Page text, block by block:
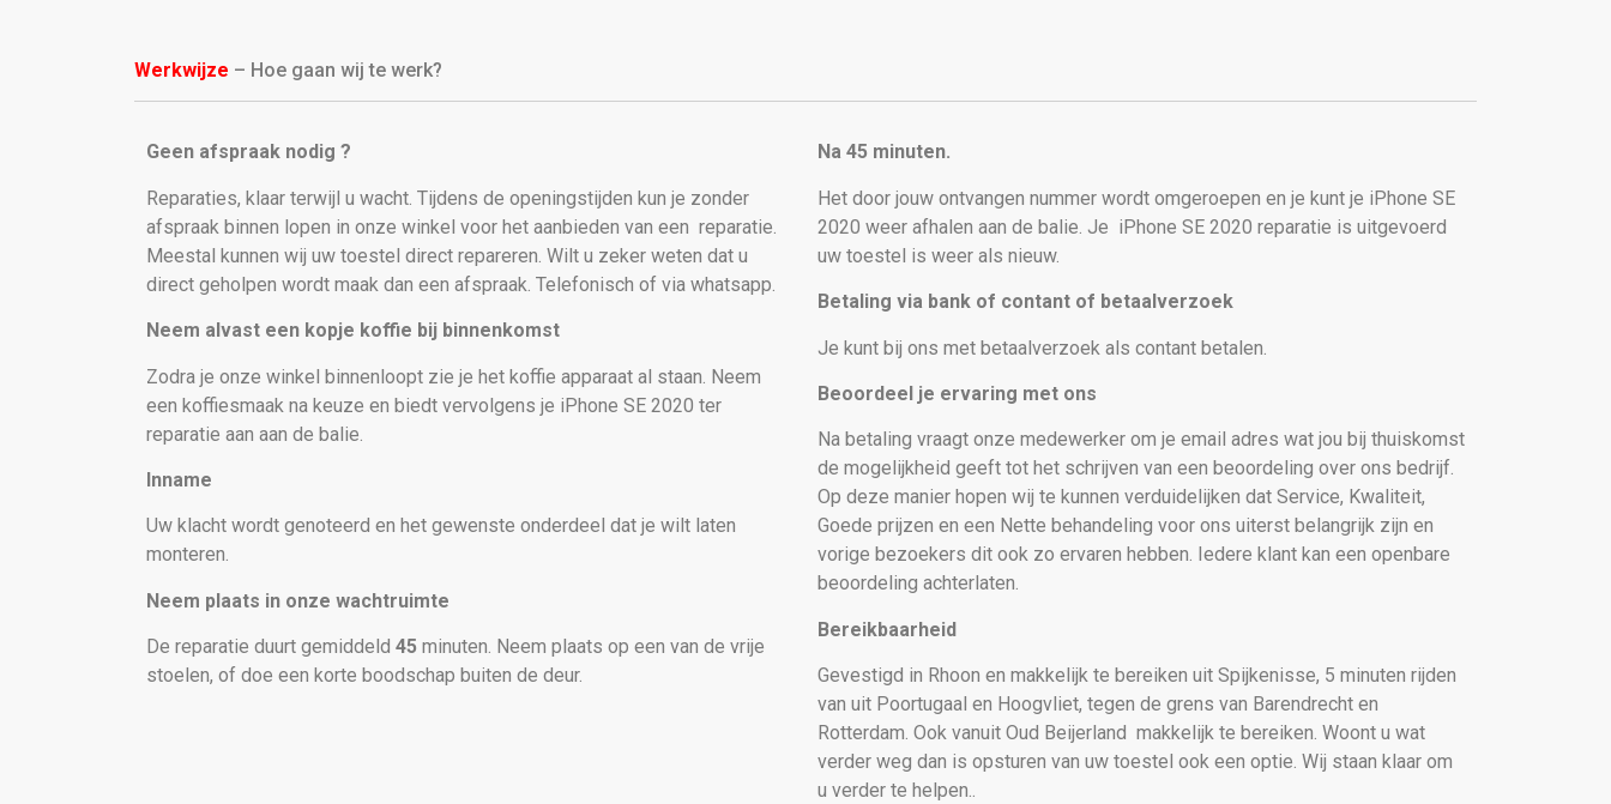
Werkwijze – Hoe gaan wij te werk?
Geen afspraak nodig ?
Reparaties, klaar terwijl u wacht. Tijdens de openingstijden kun je zonder
afspraak binnen lopen in onze winkel voor het aanbieden van een reparatie.
Meestal kunnen wij uw toestel direct repareren. Wilt u zeker weten dat u
direct geholpen wordt maak dan een afspraak. Telefonisch of via whatsapp.
Neem alvast een kopje koffie bij binnenkomst
Zodra je onze winkel binnenloopt zie je het koffie apparaat al staan. Neem
een koffiesmaak na keuze en biedt vervolgens je iPhone SE 2020 ter
reparatie aan aan de balie.
Inname
Uw klacht wordt genoteerd en het gewenste onderdeel dat je wilt laten
monteren.
Neem plaats in onze wachtruimte
De reparatie duurt gemiddeld 45 minuten. Neem plaats op een van de vrije
stoelen, of doe een korte boodschap buiten de deur.
Na 45 minuten.
Het door jouw ontvangen nummer wordt omgeroepen en je kunt je iPhone SE
2020 weer afhalen aan de balie. Je iPhone SE 2020 reparatie is uitgevoerd
uw toestel is weer als nieuw.
Betaling via bank of contant of betaalverzoek
Je kunt bij ons met betaalverzoek als contant betalen.
Beoordeel je ervaring met ons
Na betaling vraagt onze medewerker om je email adres wat jou bij thuiskomst
de mogelijkheid geeft tot het schrijven van een beoordeling over ons bedrijf.
Op deze manier hopen wij te kunnen verduidelijken dat Service, Kwaliteit,
Goede prijzen en een Nette behandeling voor ons uiterst belangrijk zijn en
vorige bezoekers dit ook zo ervaren hebben. Iedere klant kan een openbare
beoordeling achterlaten.
Bereikbaarheid
Gevestigd in Rhoon en makkelijk te bereiken uit Spijkenisse, 5 minuten rijden
van uit Poortugaal en Hoogvliet, tegen de grens van Barendrecht en
Rotterdam. Ook vanuit Oud Beijerland makkelijk te bereiken. Woont u wat
verder weg dan is opsturen van uw toestel ook een optie. Wij staan klaar om
u verder te helpen..